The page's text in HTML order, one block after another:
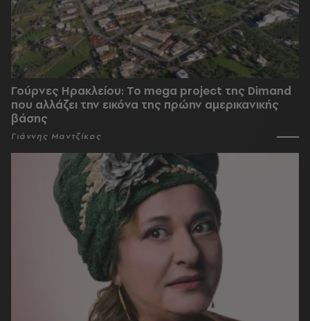
Γούρνες Ηρακλείου: To mega project της Dimand
που αλλάζει την εικόνα της πρώην αμερικανικής
βάσης
Γιάννης Μαντζίκος